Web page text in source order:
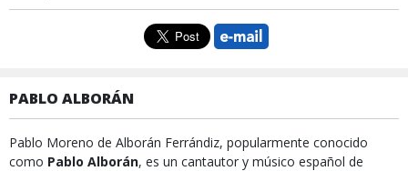
PABLO ALBORÁN
Pablo Moreno de Alborán Ferrándiz, popularmente conocido
como Pablo Alborán, es un cantautor y músico español de